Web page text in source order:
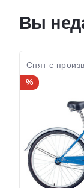
Цвет-размер
наличии:
Вы
Снят с
%